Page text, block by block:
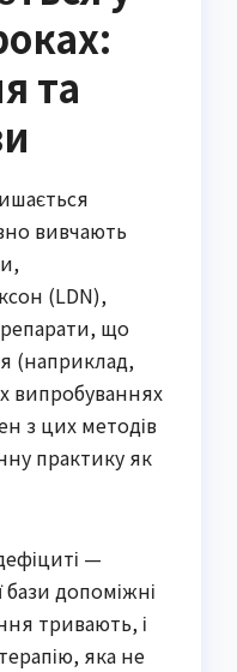
та
вивчають
(LDN),
що
(наприклад,
випробуваннях
з цих методів
практику як
—
допоміжні
тривають, і
яка не